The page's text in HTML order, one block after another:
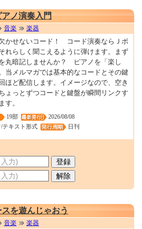
ノ演奏入門
音楽 楽器
かせないコード！ コード演奏ならＪポ
れらしく聞こえるように弾けます。まず
丸暗記しませんか？ ピアノを「楽し
当メルマガでは基本的なコードとその鍵
ほど配信します。イメージなので、空き
ょっとずつコードと鍵盤が瞬間リンクす
す。
19部
2026/08/08
テキスト形式
日刊
を遊んじゃおう
音楽 楽器